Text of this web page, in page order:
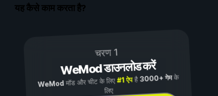
यह कैसे काम करता है?
चरण 1
WeMod डाउनलोड करें
WeMod मॉड और चीट के लिए#1 ऐपहै3000+ गेमके
लिए